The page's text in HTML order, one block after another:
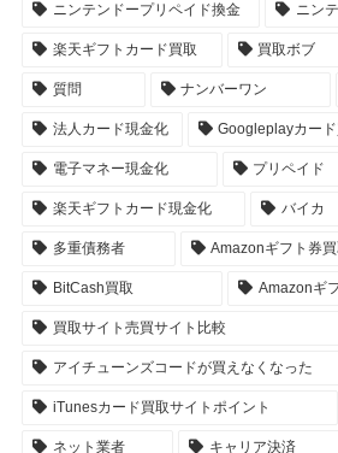
ニンテンドープリペイド換金 ニン
楽天ギフトカード買取 買取ボブ
質問 ナンバーワン
法人カード現金化 Googleplayカー
電子マネー現金化 プリペイド
楽天ギフトカード現金化 バイカ
多重債務者 Amazonギフト券
BitCash買取 Amazonギ
買取サイト売買サイト比較
アイチューンズコードが買えなくなった
iTunesカード買取サイトポイント
ネット業者 キャリア決済